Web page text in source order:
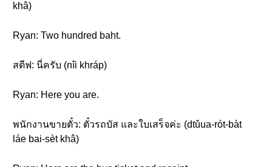
khâ)
Ryan: Two hundred baht.
สตีฟ: นี่ครับ (nîi khráp)
Ryan: Here you are.
พนักงานขายตั๋ว: ตั๋วรถบัส และใบเสร็จค่ะ (dtǔua-rót-bàt
láe bai-sèt khâ)